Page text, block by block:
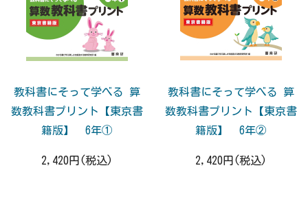
教科書にそって学べる 算
数教科書プリント【東京書
籍版】 6年①
2,420円(税込)
教科書にそって学べる 算
数教科書プリント【東京書
籍版】 6年②
2,420円(税込)